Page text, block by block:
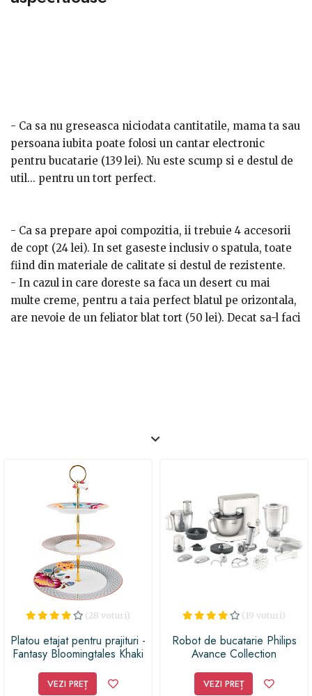
- Ca sa nu greseasca niciodata cantitatile, mama ta sau
persoana iubita poate folosi un cantar electronic
pentru bucatarie (139 lei). Nu este scump si e destul de
util... pentru un tort perfect.
- Ca sa prepare apoi compozitia, ii trebuie 4 accesorii
de copt (24 lei). In set gaseste inclusiv o spatula, toate
fiind din materiale de calitate si destul de rezistente.
- In cazul in care doreste sa faca un desert cu mai
multe creme, pentru a taia perfect blatul pe orizontala,
are nevoie de un feliator blat tort (50 lei). Decat sa-l faci
nevoie de un loc special pentru a putea fi admirat de
(28 voturi)
Platou etajat pentru prajituri -
Fantasy Bloomingtales Khaki
VEZI PREȚ
(19 voturi)
Robot de bucatarie Philips
Avance Collection
VEZI PREȚ